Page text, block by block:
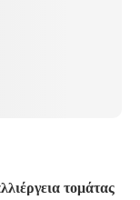
τομάτας